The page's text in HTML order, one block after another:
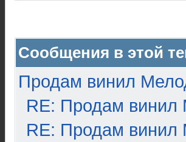
Сообщения в этой
Продам винил
RE: Продам винил
RE: Продам винил